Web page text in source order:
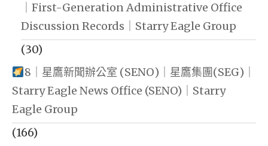
｜First-Generation Administrative Office
Discussion Records｜Starry Eagle Group
(30)
8｜星鷹新聞辦公室 (SENO)｜星鷹集團(SEG)｜
Starry Eagle News Office (SENO)｜Starry
Eagle Group
(166)